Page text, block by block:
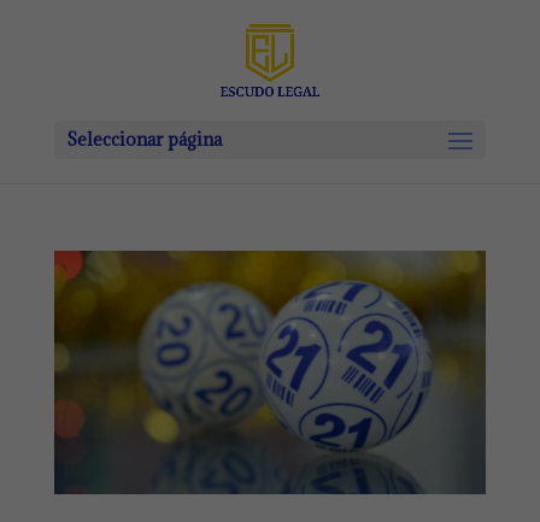
Seleccionar página